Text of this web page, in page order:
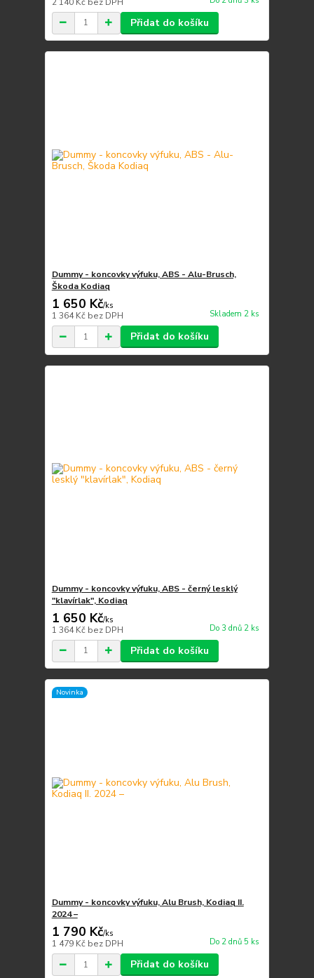
Přidat do košíku
Dummy - koncovky výfuku, ABS - Alu-Brusch,
Škoda Kodiaq
1 650 Kč/ks
1 364 Kč bez DPH Skladem 2 ks
Přidat do košíku
Dummy - koncovky výfuku, ABS - černý lesklý
"klavírlak", Kodiaq
1 650 Kč/ks
1 364 Kč bez DPH Do 3 dnů 2 ks
Přidat do košíku
Novinka
Dummy - koncovky výfuku, Alu Brush, Kodiaq II.
2024 –
1 790 Kč/ks
1 479 Kč bez DPH Do 2 dnů 5 ks
Přidat do košíku